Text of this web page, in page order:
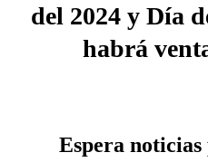
del 2024 y Día
habrá
Espera